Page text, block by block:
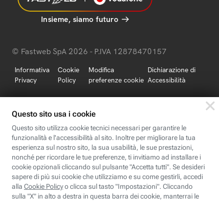
Insieme, siamo futuro
© Fastweb SpA 2026 - P.IVA 12878470157
Informativa
Privacy
Cookie
Policy
Modifica
preferenze cookie
Dichiarazione di
Accessibilità